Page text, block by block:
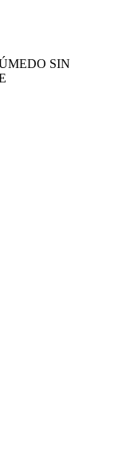
SIN